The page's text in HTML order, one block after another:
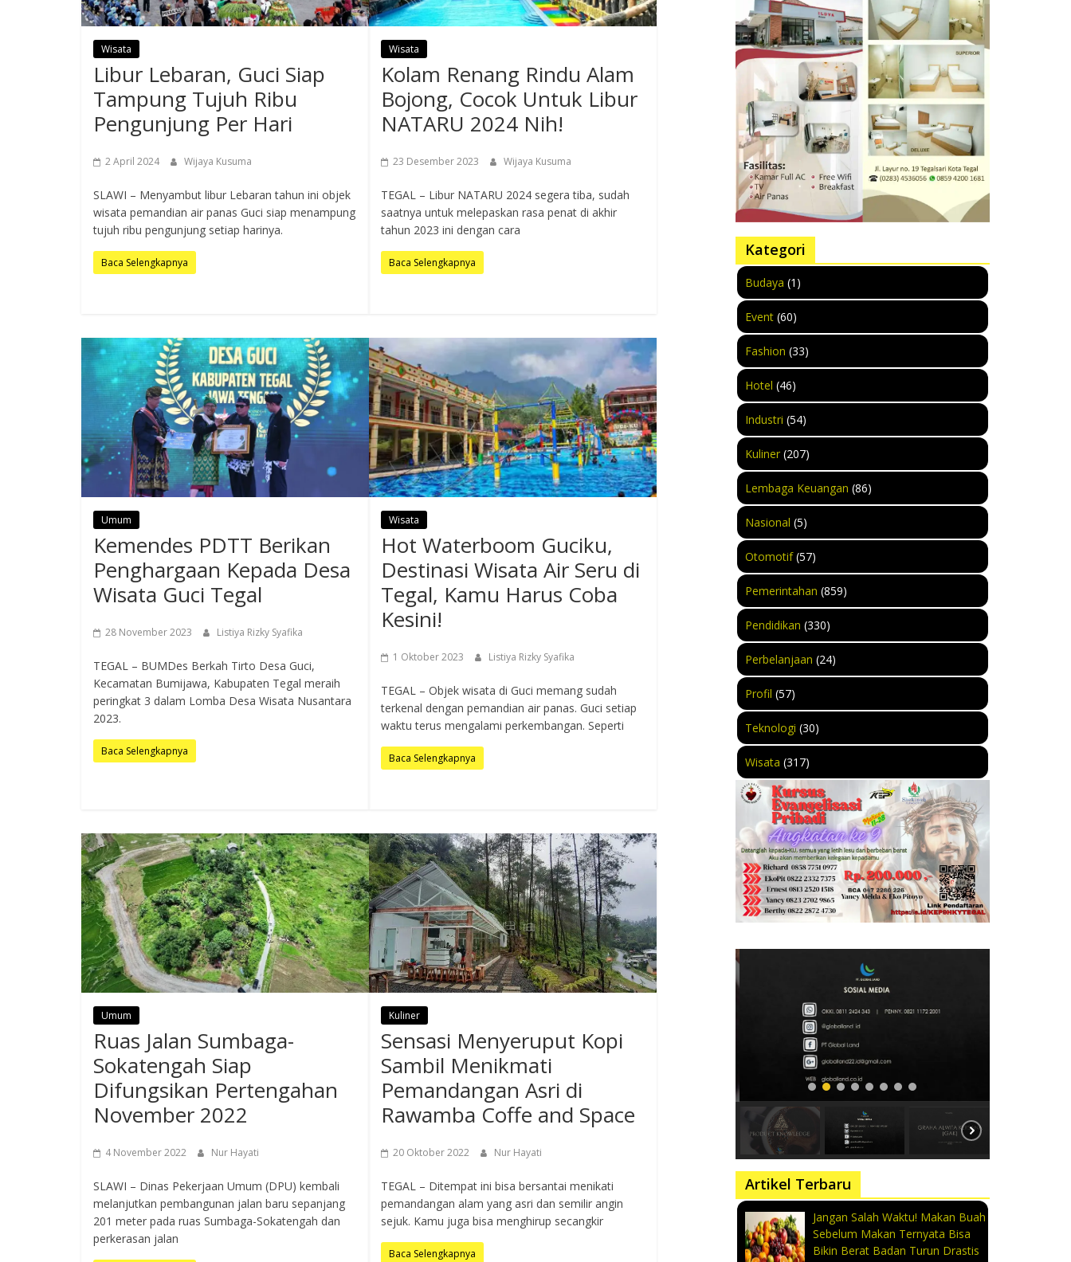
Wisata
Libur Lebaran, Guci Siap
Tampung Tujuh Ribu
Pengunjung Per Hari
2 April 2024 Wijaya Kusuma
SLAWI – Menyambut libur Lebaran tahun ini objek
wisata pemandian air panas Guci siap menampung
tujuh ribu pengunjung setiap harinya.
Baca Selengkapnya
Wisata
Kolam Renang Rindu Alam
Bojong, Cocok Untuk Libur
NATARU 2024 Nih!
23 Desember 2023 Wijaya Kusuma
TEGAL – Libur NATARU 2024 segera tiba, sudah
saatnya untuk melepaskan rasa penat di akhir
tahun 2023 ini dengan cara
Baca Selengkapnya
Umum
Kemendes PDTT Berikan
Penghargaan Kepada Desa
Wisata Guci Tegal
28 November 2023 Listiya Rizky Syafika
TEGAL – BUMDes Berkah Tirto Desa Guci,
Kecamatan Bumijawa, Kabupaten Tegal meraih
peringkat 3 dalam Lomba Desa Wisata Nusantara
2023.
Baca Selengkapnya
Wisata
Hot Waterboom Guciku,
Destinasi Wisata Air Seru di
Tegal, Kamu Harus Coba
Kesini!
1 Oktober 2023 Listiya Rizky Syafika
TEGAL – Objek wisata di Guci memang sudah
terkenal dengan pemandian air panas. Guci setiap
waktu terus mengalami perkembangan. Seperti
Baca Selengkapnya
Umum
Ruas Jalan Sumbaga-
Sokatengah Siap
Difungsikan Pertengahan
November 2022
4 November 2022 Nur Hayati
SLAWI – Dinas Pekerjaan Umum (DPU) kembali
melanjutkan pembangunan jalan baru sepanjang
201 meter pada ruas Sumbaga-Sokatengah dan
perkerasan jalan
Kuliner
Sensasi Menyeruput Kopi
Sambil Menikmati
Pemandangan Asri di
Rawamba Coffe and Space
20 Oktober 2022 Nur Hayati
TEGAL – Ditempat ini bisa bersantai menikati
pemandangan alam yang asri dan semilir angin
sejuk. Kamu juga bisa menghirup secangkir
Baca Selengkapnya
Kategori
Budaya (1)
Event(60)
Fashion (33)
Hotel (46)
Industri (54)
Kuliner(207)
Lembaga Keuangan (86)
Nasional (5)
Otomotif(57)
Pemerintahan (859)
Pendidikan (330)
Perbelanjaan (24)
Profil (57)
Teknologi (30)
Wisata (317)
Artikel Terbaru
Jangan Salah Waktu! Makan Buah
Sebelum Makan Ternyata Bisa
Bikin Berat Badan Turun Drastis